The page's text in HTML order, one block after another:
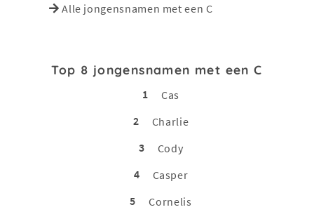
Alle jongensnamen met een C
Top 8 jongensnamen met een C
1
Cas
2
Charlie
3
Cody
4
Casper
5
Cornelis